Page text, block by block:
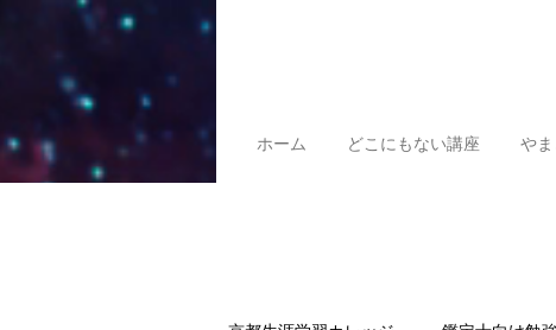
ホーム どこにもない講座 や